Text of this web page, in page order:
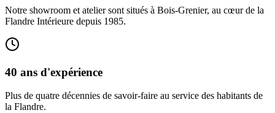
Notre showroom et atelier sont situés à Bois-Grenier, au cœur de la
Flandre Intérieure depuis 1985.
40 ans d'expérience
Plus de quatre décennies de savoir-faire au service des habitants de
la Flandre.